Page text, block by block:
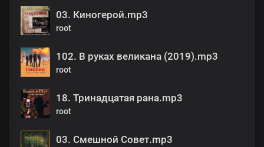
03. Киногерой.mp3
root
102. В руках великана (2019).mp3
root
18. Тринадцатая рана.mp3
root
03. Смешной Совет.mp3